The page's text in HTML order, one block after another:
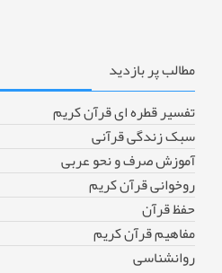
مطالبپر بازدید
تفسیر قطره ای قرآن کریم
سبک زندگی قرآنی
آموزش صرف و نحو عربی
روخوانی قرآن کریم
حفظ قرآن
مفاهیم قرآن کریم
روانشناسی